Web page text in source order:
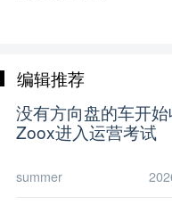
编辑推荐
没有方向盘的车开始
Zoox进入运营考试
summer